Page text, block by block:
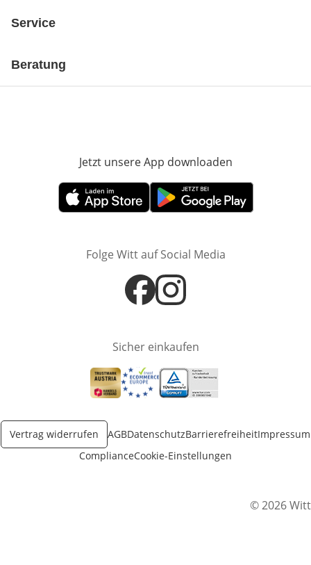
Service
Beratung
Jetzt unsere App downloaden
Öffnet in neuem FensterÖffnet in neuem Fenster
Folge Witt auf Social Media
Öffnet in neuem Fenster
Öffnet in neuem Fenster
Sicher einkaufen
Öffnet in neuem Fenster
Öffnet in neuem Fenster
Öffnet in neuem Fenster
Vertrag widerrufen AGBDatenschutzBarrierefreiheitImpressum
ComplianceCookie-Einstellungen
© 2026 Witt